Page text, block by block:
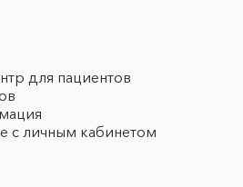
для пациентов
с личным кабинетом